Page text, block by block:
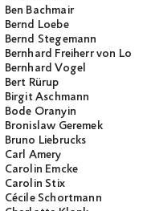
Ben Bachmair
Bernd Loebe
Bernd Stegemann
Bernhard Freiherr von
Bernhard Vogel
Bert Rürup
Birgit Aschmann
Bode Oranyin
Bronislaw Geremek
Bruno Liebrucks
Carl Amery
Carolin Emcke
Carolin Stix
Cécile Schortmann